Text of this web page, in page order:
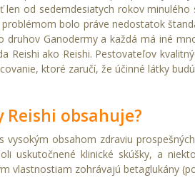
len od sedemdesiatych rokov
problémom bolo práve nedostatok
druhov Ganodermy a každá má iné
Reishi ako Reishi. Pestovateľov
ktoré zaručí, že účinné látky
Reishi obsahuje?
vysokým obsahom zdraviu
uskutočnené klinické skúšky, a
vlastnostiam zohrávajú betaglukány